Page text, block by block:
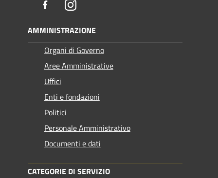
FacebookInstagram
AMMINISTRAZIONE
Organi di Governo
Aree Amministrative
Uffici
Enti e fondazioni
Politici
Personale Amministrativo
Documenti e dati
CATEGORIE DI SERVIZIO